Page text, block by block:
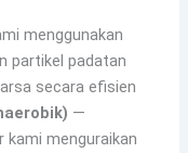
menggunakan
partikel padatan
secara efisien
—
menguraikan